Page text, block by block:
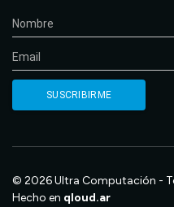
© 2026 Ultra Computación -
Hecho en qloud.ar